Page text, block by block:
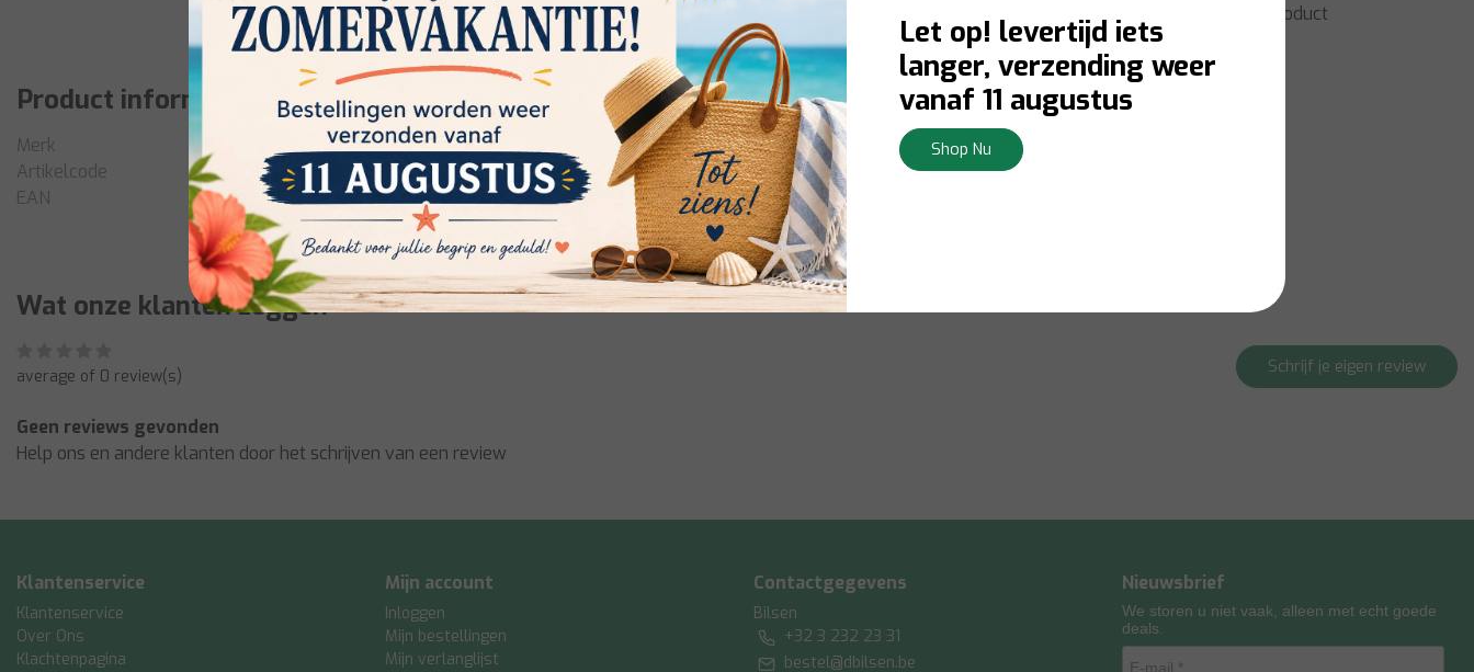
Neem contact op over dit product
Product informatie
Merk
Bison
Artikelcode
6301953
EAN
8710439022826
Wat onze klanten zeggen
average of 0 review(s) Schrijf je eigen review
Geen reviews gevonden
Help ons en andere klanten door het schrijven van een review
Klantenservice
Klantenservice
Over Ons
Klachtenpagina
Mijn account
Inloggen
Mijn bestellingen
Mijn verlanglijst
Contactgegevens
Bilsen
+32 3 232 23 31
bestel@dbilsen.be
Nieuwsbrief
We storen u niet vaak, alleen met echt goede
deals.
Let op! levertijd iets
langer, verzending weer
vanaf 11 augustus
Shop Nu